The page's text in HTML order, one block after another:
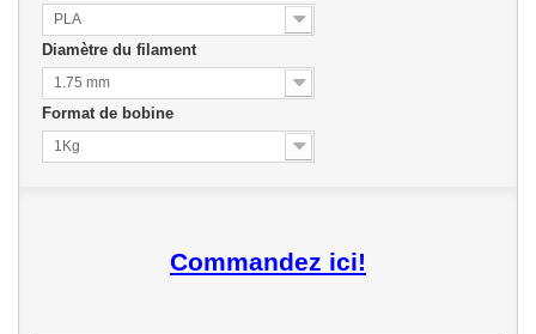
PLA
Diamètre du filament
1.75 mm
Format de bobine
1Kg
Commandez ici!